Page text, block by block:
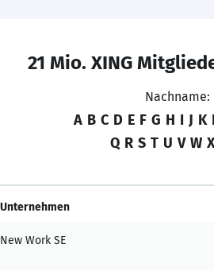
21 Mio. XING
Nachname:
A B C D E F G H I J K
Q R S T U V W X
Unternehmen
New Work SE